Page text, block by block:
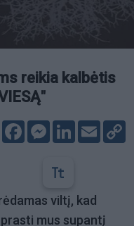
reikia kalbėtis
FacebookMessenger
LinkedIn
Email
viltį, kad
mus supantį